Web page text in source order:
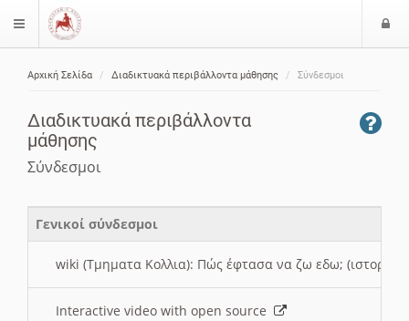
$langMenu
Αρχική Σελίδα Διαδικτυακά περιβάλλοντα μάθησης Σύνδεσμοι
Διαδικτυακά περιβάλλοντα
μάθησης
Σύνδεσμοι
Γενικοί σύνδεσμοι
wiki (Τμηματα Κολλια): Πώς έφτασα να ζω εδω; (ιστορια)
Interactive video with open source